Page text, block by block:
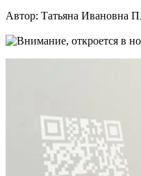
Автор: Татьяна Ивановна